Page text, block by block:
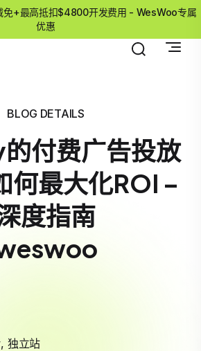
+最高抵扣$4800开发费用 - WesWoo专属
优惠
BLOG DETAILS
付费广告投放
何最大化ROI –
度指南
, 独立站